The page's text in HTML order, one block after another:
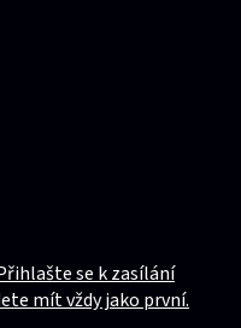
se k zasílání
mít vždy jako první.